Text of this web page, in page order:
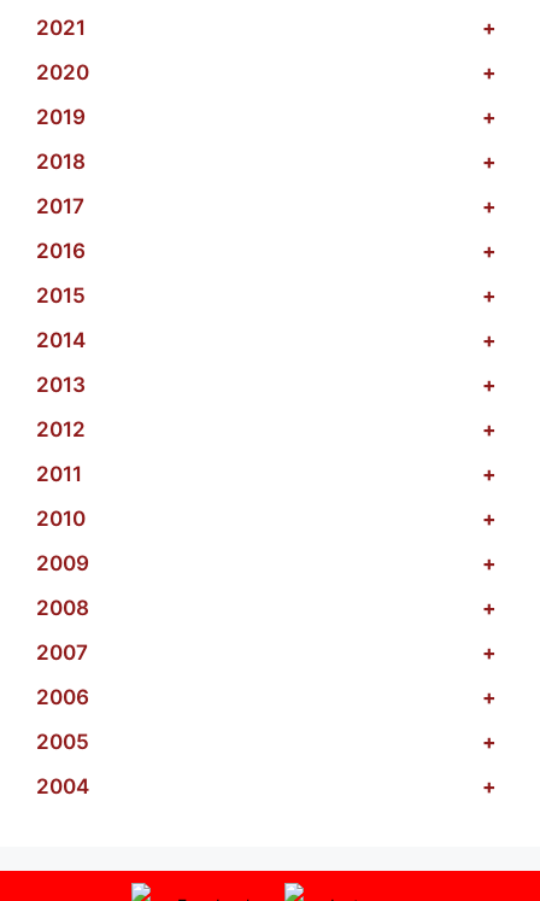
2021
+
2020
+
2019
+
2018
+
2017
+
2016
+
2015
+
2014
+
2013
+
2012
+
2011
+
2010
+
2009
+
2008
+
2007
+
2006
+
2005
+
2004
+